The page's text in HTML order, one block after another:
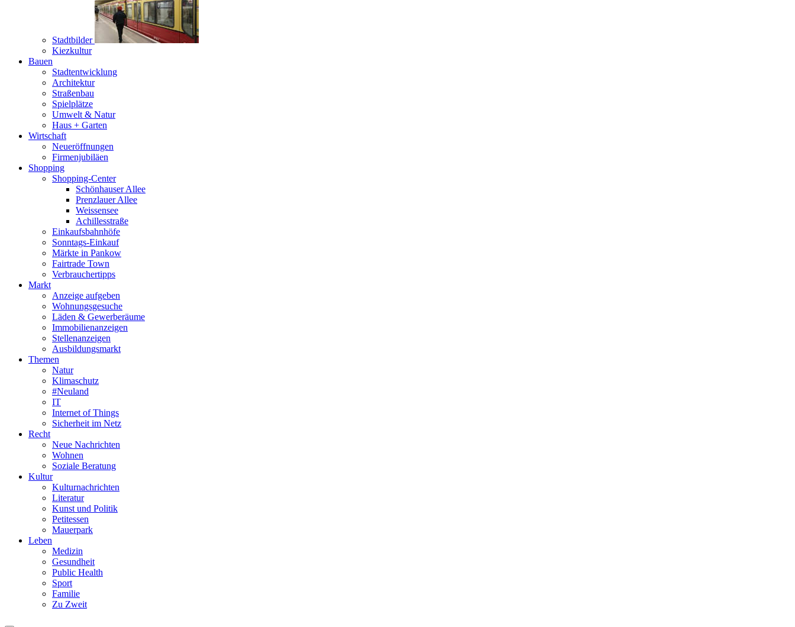
Stadtbilder
Kiezkultur
Bauen
Stadtentwicklung
Architektur
Straßenbau
Spielplätze
Umwelt & Natur
Haus + Garten
Wirtschaft
Neueröffnungen
Firmenjubiläen
Shopping
Shopping-Center
Schönhauser Allee
Prenzlauer Allee
Weissensee
Achillesstraße
Einkaufsbahnhöfe
Sonntags-Einkauf
Märkte in Pankow
Fairtrade Town
Verbrauchertipps
Markt
Anzeige aufgeben
Wohnungsgesuche
Läden & Gewerberäume
Immobilienanzeigen
Stellenanzeigen
Ausbildungsmarkt
Themen
Natur
Klimaschutz
#Neuland
IT
Internet of Things
Sicherheit im Netz
Recht
Neue Nachrichten
Wohnen
Soziale Beratung
Kultur
Kulturnachrichten
Literatur
Kunst und Politik
Petitessen
Mauerpark
Leben
Medizin
Gesundheit
Public Health
Sport
Familie
Zu Zweit